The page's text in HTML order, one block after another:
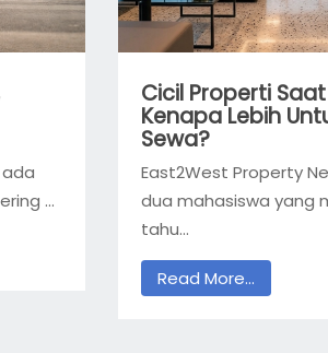
...
Cicil Properti
Kenapa Lebih
Sewa?
East2West Property
dua mahasiswa yang
tahu...
Read More...